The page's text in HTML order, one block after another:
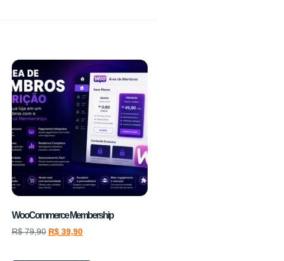
WooCommerce Membership
R$79,90 R$39,90